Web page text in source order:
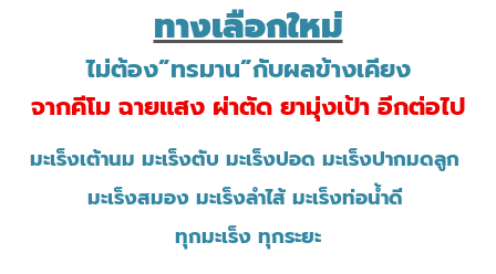
ทางเลือกใหม่
ไม่ต้อง”ทรมาน”กับผลข้างเคียง
จากคีโม ฉายแสง ผ่าตัด ยามุ่งเป้า อีกต่อไป
มะเร็งเต้านม มะเร็งตับ มะเร็งปอด มะเร็งปากมดลูก ​
มะเร็งสมอง มะเร็งลำไส้ มะเร็งท่อน้ำดี
​ทุกมะเร็ง ทุกระยะ